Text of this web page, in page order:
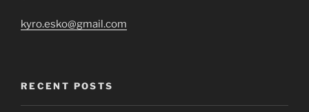
kyro.esko@gmail.com
RECENT POSTS